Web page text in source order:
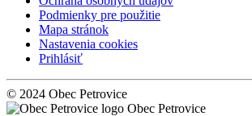
Podmienky pre použitie
Mapa stránok
Nastavenia cookies
Prihlásiť
© 2024 Obec Petrovice
Obec Petrovice